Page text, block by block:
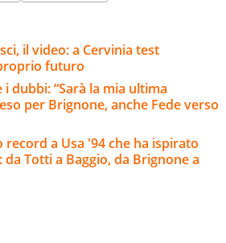
il video: a Cervinia test
futuro
dubbi: “Sarà la mia ultima
per Brignone, anche Fede verso
record a Usa '94 che ha ispirato
Totti a Baggio, da Brignone a